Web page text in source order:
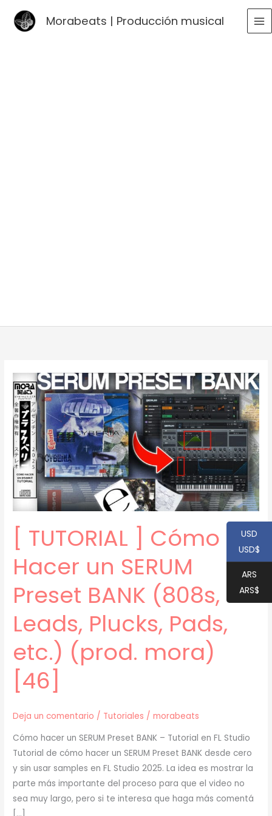
Morabeats | Producción musical
[ TUTORIAL ] Cómo
Hacer un SERUM
Preset BANK (808s,
Leads, Plucks, Pads,
etc.) (prod. mora)
[46]
Deja un comentario / Tutoriales /morabeats
Cómo hacer un SERUM Preset BANK – Tutorial en FL Studio
Tutorial de cómo hacer un SERUM Preset BANK desde cero
y sin usar samples en FL Studio 2025. La idea es mostrar la
parte más importante del proceso para que el video no
sea muy largo, pero si te interesa que haga más comentá
USD
USD$
ARS
ARS$